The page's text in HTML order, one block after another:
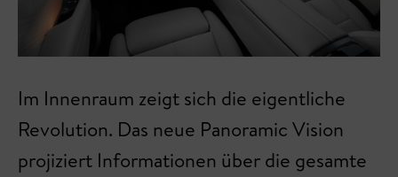
Im Innenraum zeigt sich die eigentliche
Revolution. Das neue Panoramic Vision
projiziert Informationen über die gesamte